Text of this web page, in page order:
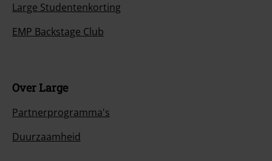
Large Studentenkorting
EMP Backstage Club
Over Large
Partnerprogramma's
Duurzaamheid